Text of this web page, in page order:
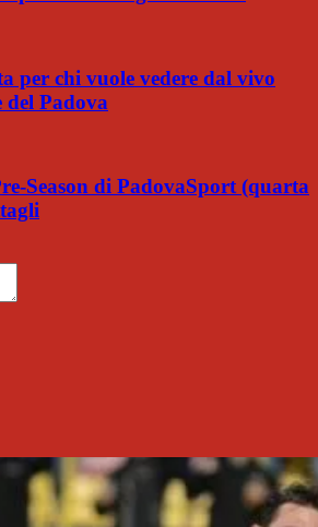
per chi vuole vedere dal vivo
Padova
Season di PadovaSport (quarta